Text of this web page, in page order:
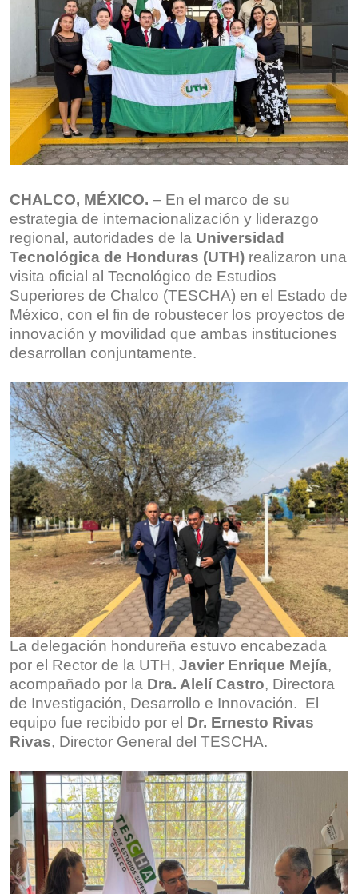
CHALCO, MÉXICO. – En el marco de su
estrategia de internacionalización y liderazgo
regional, autoridades de la Universidad
Tecnológica de Honduras (UTH) realizaron una
visita oficial al Tecnológico de Estudios
Superiores de Chalco (TESCHA) en el Estado de
México, con el fin de robustecer los proyectos de
innovación y movilidad que ambas instituciones
desarrollan conjuntamente.
La delegación hondureña estuvo encabezada
por el Rector de la UTH, Javier Enrique Mejía,
acompañado por la Dra. Alelí Castro, Directora
de Investigación, Desarrollo e Innovación. El
equipo fue recibido por el Dr. Ernesto Rivas
Rivas, Director General del TESCHA.